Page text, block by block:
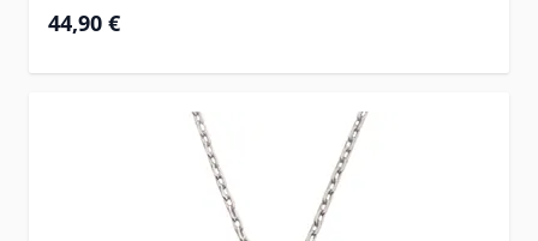
44,90 €